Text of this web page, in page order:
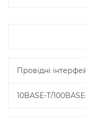
Провідні
10BASE-T/